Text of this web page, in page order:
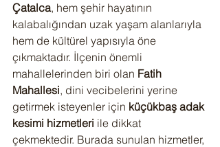
Çatalca, hem şehir hayatının
kalabalığından uzak yaşam alanlarıyla
hem de kültürel yapısıyla öne
çıkmaktadır. İlçenin önemli
mahallelerinden biri olan Fatih
Mahallesi, dini vecibelerini yerine
getirmek isteyenler için küçükbaş adak
kesimi hizmetleri ile dikkat
çekmektedir. Burada sunulan hizmetler,